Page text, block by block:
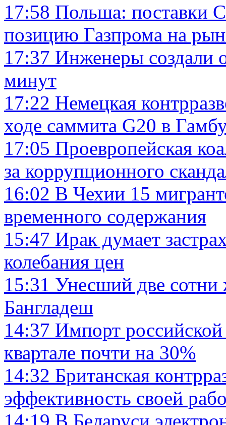
17:58 Польша: поставки
позицию Газпрома на
17:37 Инженеры создали
минут
17:22 Немецкая
ходе саммита G20 в
17:05 Проевропейская
за коррупционного
16:02 В Чехии 15
временного содержания
15:47 Ирак думает
колебания цен
15:31 Унесший две сотни
Бангладеш
14:37 Импорт
квартале почти на 30%
14:32 Британская
эффективность своей
14:19 В Беларуси